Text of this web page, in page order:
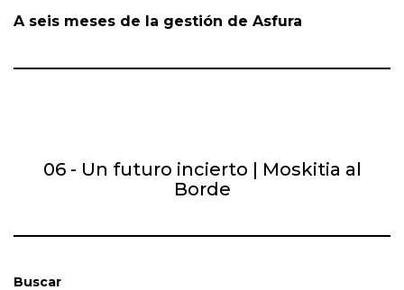
A seis meses de la gestión de Asfura
06 - Un futuro incierto | Moskitia al
Borde
Buscar